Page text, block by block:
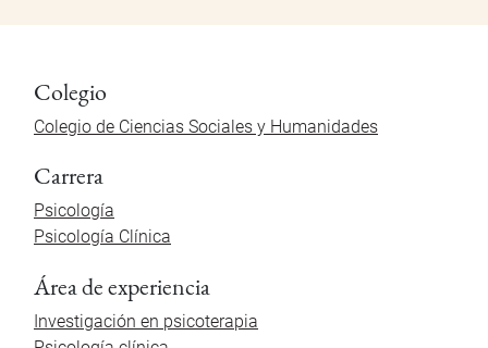
Colegio
Colegio de Ciencias Sociales y Humanidades
Carrera
Psicología
Psicología Clínica
Área de experiencia
Investigación en psicoterapia